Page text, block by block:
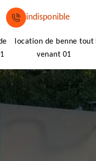
indisponible
location de benne tout
venant 01